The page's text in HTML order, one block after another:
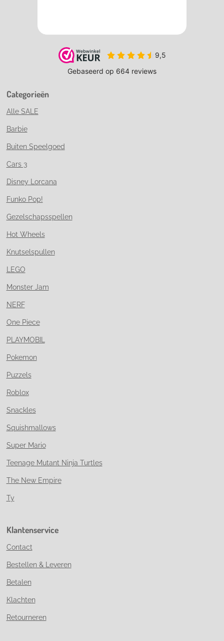
Categorieën
Alle SALE
Barbie
Buiten Speelgoed
Cars 3
Disney Lorcana
Funko Pop!
Gezelschapsspellen
Hot Wheels
Knutselspullen
LEGO
Monster Jam
NERF
One Piece
PLAYMOBIL
Pokemon
Puzzels
Roblox
Snackles
Squishmallows
Super Mario
Teenage Mutant Ninja Turtles
The New Empire
Ty
Klantenservice
Contact
Bestellen & Leveren
Betalen
Klachten
Retourneren